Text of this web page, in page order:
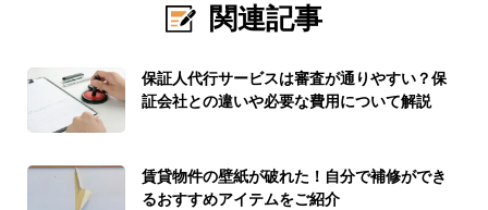
関連記事
保証人代行サービスは審査が通りやすい？保
証会社との違いや必要な費用について解説
賃貸物件の壁紙が破れた！自分で補修ができ
るおすすめアイテムをご紹介